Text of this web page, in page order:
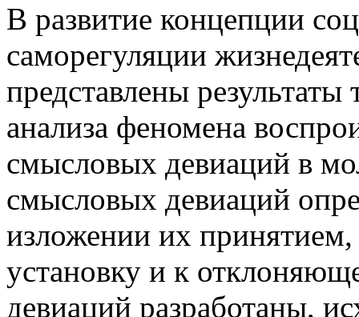
В развитие концепции
саморегуляции
представлены результаты
анализа феномена
смысловых девиаций в
смысловых девиаций
изложении их
установку и к
девиаций разработаны,